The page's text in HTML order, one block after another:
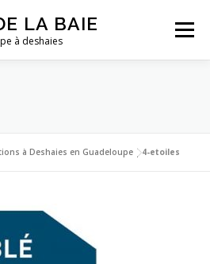
LA BAIE
à deshaies
Menu
TARIFS CONTACT ESSAI
à Deshaies en Guadeloupe |4-etoiles